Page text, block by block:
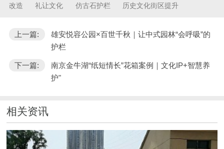
改造
礼让文化 仿古石护栏 历史文化街区提升
上一篇:
雄安悦容公园×百世千秋｜让中式园林“会呼吸”的
护栏
下一篇:
南京金牛湖“纸短情长”花箱案例｜文化IP+智慧养
护"
相关资讯